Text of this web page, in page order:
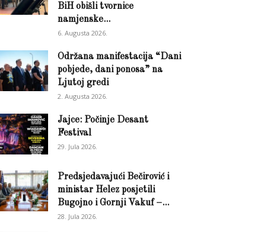
BiH obišli tvornice
namjenske...
6. Augusta 2026.
Održana manifestacija “Dani
pobjede, dani ponosa” na
Ljutoj gredi
2. Augusta 2026.
Jajce: Počinje Desant
Festival
29. Jula 2026.
Predsjedavajući Bečirović i
ministar Helez posjetili
Bugojno i Gornji Vakuf –...
28. Jula 2026.